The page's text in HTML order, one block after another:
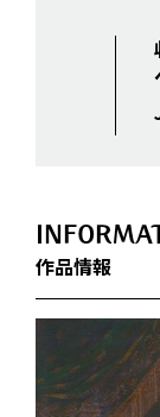
作品情報